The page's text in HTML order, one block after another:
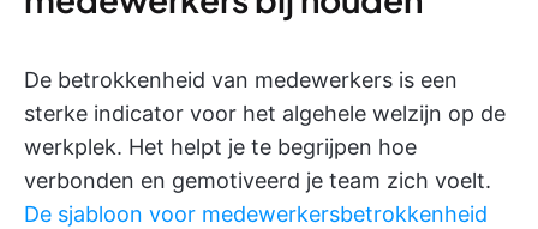
De betrokkenheid van medewerkers is een
sterke indicator voor het algehele welzijn op de
werkplek. Het helpt je te begrijpen hoe
verbonden en gemotiveerd je team zich voelt.
De sjabloon voor medewerkersbetrokkenheid